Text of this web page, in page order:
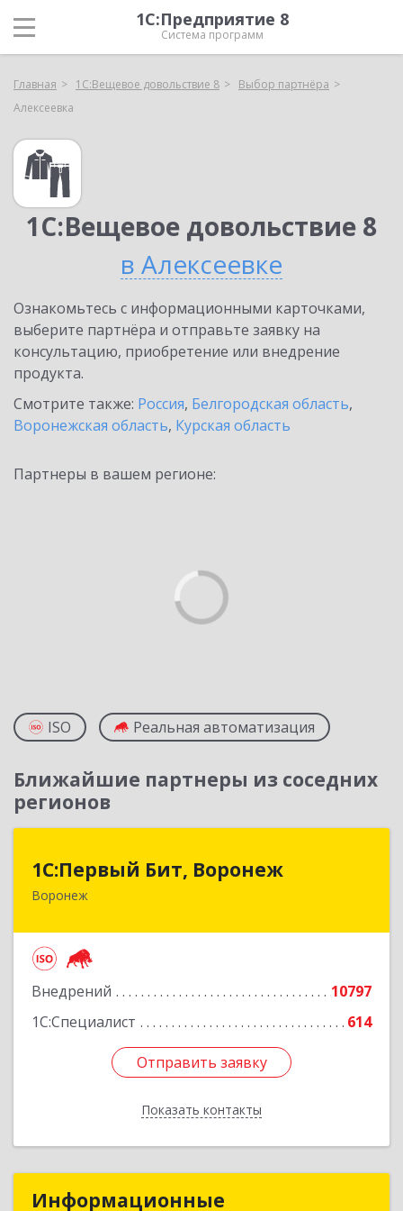
1С:Предприятие 8
Система программ
Главная 1С:Вещевое довольствие 8
Выбор партнёра
Алексеевка
1С:Вещевое довольствие 8
в Алексеевке
Ознакомьтесь с информационными карточками,
выберите партнёра и отправьте заявку на
консультацию, приобретение или внедрение
продукта.
Смотрите также: Россия, Белгородская область,
Воронежская область, Курская область
Партнеры в вашем регионе:
ISO Реальная автоматизация
Ближайшие партнеры из соседних
регионов
1С:Первый Бит, Воронеж
Воронеж
Внедрений
10797
1С:Специалист
614
Отправить заявку
Показать контакты
1С:Первый Бит, Воронеж
394006, Воронежская обл, Воронеж г, 20-летия
Отправить заявку
Назад
ИнформационныеИнформационные